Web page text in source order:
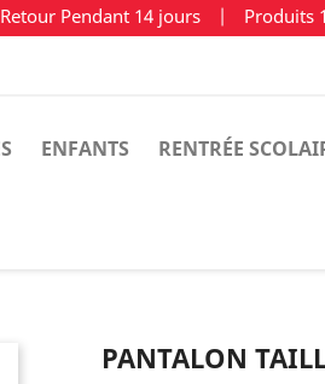
Retour Pendant 14 jours | Produits
ENFANTS RENTRÉE
PANTALON